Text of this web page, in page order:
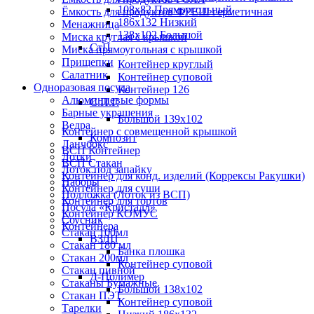
108х82 Прямоугольный
186х132 Низкий
138х102 Большой
СтП
Контейнер круглый
Контейнер суповой
Контейнер 126
С.П.Г.
Большой 139х102
Контейнер с совмещенной крышкой
Ланчбокс
Лотки
Лоток под запайку
Наборы
Подложка (Лоток из ВСП)
Посуда «Кристалл»
Соусник
Стакан 100мл
Стакан 180 мл
Стакан 200мл
Стакан пивной
Стаканы Бумажные
Стакан ПЭТ
Тарелки
Ёмкость для продуктов ФРЕШ герметичная
Менажница
Миска круглая с крышкой
Миска прямоугольная с крышкой
Прищепки
Салатник
Одноразовая посуда
Алюминиевые формы
Барные украшения
Ведра
Композит
ВСП Контейнер
ВСП Стакан
Контейнер для конд. изделий (Коррексы Ракушки)
Контейнер для суши
Контейнер для тортов
Контейнер КОМУС
Контейнера
ВЗЛП
Банка плошка
Контейнер суповой
Д-Полимер
Большой 138х102
Контейнер суповой